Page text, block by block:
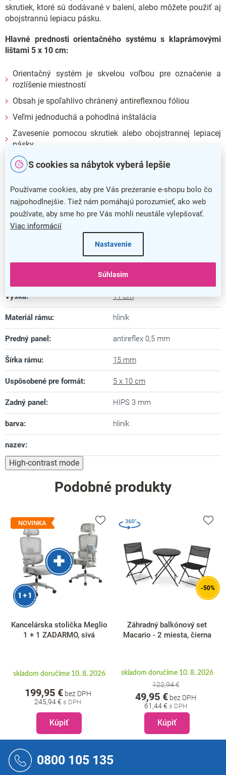
S cookies sa nábytok vyberá lepšie
Používame cookies, aby pre Vás prezeranie e-shopu bolo čo
najpohodlnejšie. Tiež nám pomáhajú porozumieť, ako web
používate, aby sme ho pre Vás mohli neustále vylepšovať.
Viac informácií
Nastavenie
Súhlasím
skrutiek, ktoré sú dodávané v balení, alebo môžete použiť aj
obojstrannú lepiacu pásku.
Hlavné prednosti orientačného systému s klaprámovými
lištami 5 x 10 cm:
Orientačný systém je skvelou voľbou pre označenie a
rozlíšenie miestností
Obsah je spoľahlivo chránený antireflexnou fóliou
Veľmi jednoduchá a pohodlná inštalácia
Zavesenie pomocou skrutiek alebo obojstrannej lepiacej
pásky
Dodatočné parametre
Kategória: Klasické klaprámy
Farba: hliník
Záruka: 5 rokov
1,3 cm
5,4 cm
Výška: 11 cm
Materiál rámu: hliník
Predný panel : antireflex 0,5 mm
Šírka rámu: 15 mm
Uspôsobené pre formát: 5 x 10 cm
Zadný panel : HIPS 3 mm
barva: hliník
nazev:
High-contrast mode
Podobné produkty
NOVINKA
Kancelárska stolička Meglio
1 + 1 ZADARMO, sivá
skladom doručíme 10. 8. 2026
245,94 €
199,95 €bez DPH
Kúpiť
-50%
Záhradný balkónový set
Macario - 2 miesta, čierna
skladom doručíme 10. 8. 2026
122,94 €
61,44 €
49,95 € bez DPH
Kúpiť
0800 105 135